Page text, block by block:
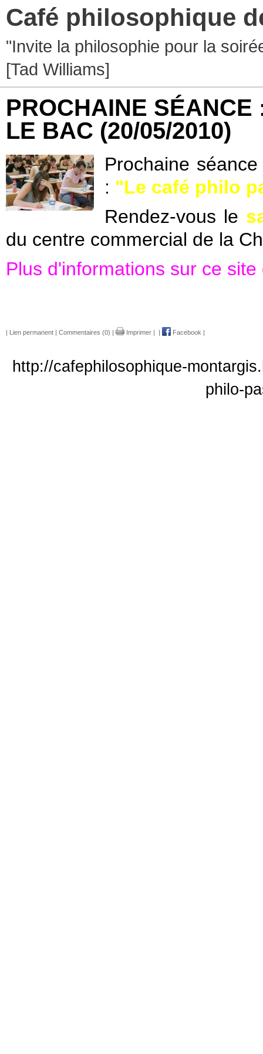
Café philosophique
"Invite la philosophie pour la
[Tad Williams]
PROCHAINE
LE BAC (20/05/2010)
Prochaine
: "Le café philo
Rendez-vous le
du centre commercial de la
Plus d'informations sur ce
| Lien permanent | Commentaires (0) | Imprimer | | Facebook |
http://cafephilosophique-
philo-